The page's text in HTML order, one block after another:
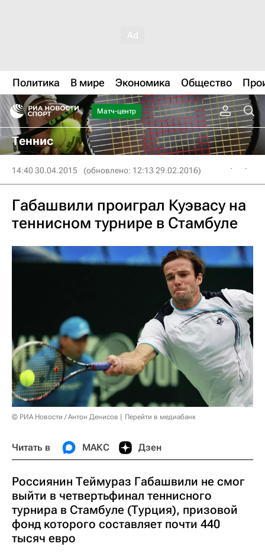
Политика В мире Экономика Общество
Матч-центр
Теннис
14:40 30.04.2015 (обновлено: 12:13 29.02.2016)
Габашвили проиграл Куэвасу на
теннисном турнире в Стамбуле
© РИА Новости / Антон Денисов Перейти в медиабанк
Читать в МАКС Дзен
Россиянин Теймураз Габашвили не смог
выйти в четвертьфинал теннисного
турнира в Стамбуле (Турция), призовой
фонд которого составляет почти 440
тысяч евро